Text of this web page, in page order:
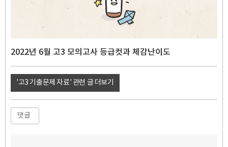
2022년 6월 고3 모의고사 등급컷과 체감난이도
'고3 기출문제 자료' 관련 글 더보기
댓글